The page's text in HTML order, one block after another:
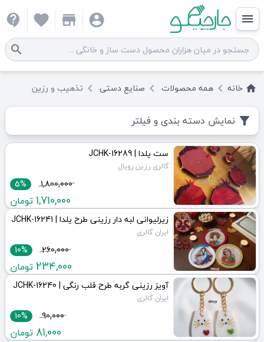
menu
search
account_circle
store
favorite
contact_support
home خانه keyboard_arrow_left همه محصولات keyboard_arrow_left صنایع دستی keyboard_arrow_left تذهیب و رزین
filter_alt نمایش دسته بندی و فیلتر
ست یلدا | JCHK-16289
گالری رزین رویال
5% 1,800,000
1,710,000 تومان
زیرلیوانی لبه دار رزینی طرح یلدا | JCHK-16241
ایران گالری
10% 260,000
234,000تومان
آویز رزینی گربه طرح قلب رنگی | JCHK-16240
ایران گالری
10% 90,000
81,000 تومان